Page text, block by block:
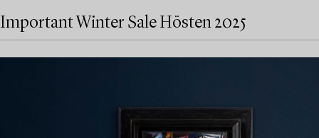
Important Winter Sale Hösten 2025